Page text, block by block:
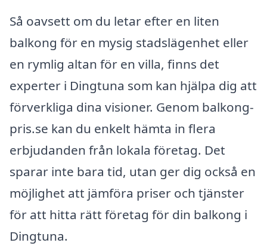
Så oavsett om du letar efter en liten
balkong för en mysig stadslägenhet eller
en rymlig altan för en villa, finns det
experter i Dingtuna som kan hjälpa dig att
förverkliga dina visioner. Genom balkong-
pris.se kan du enkelt hämta in flera
erbjudanden från lokala företag. Det
sparar inte bara tid, utan ger dig också en
möjlighet att jämföra priser och tjänster
för att hitta rätt företag för din balkong i
Dingtuna.